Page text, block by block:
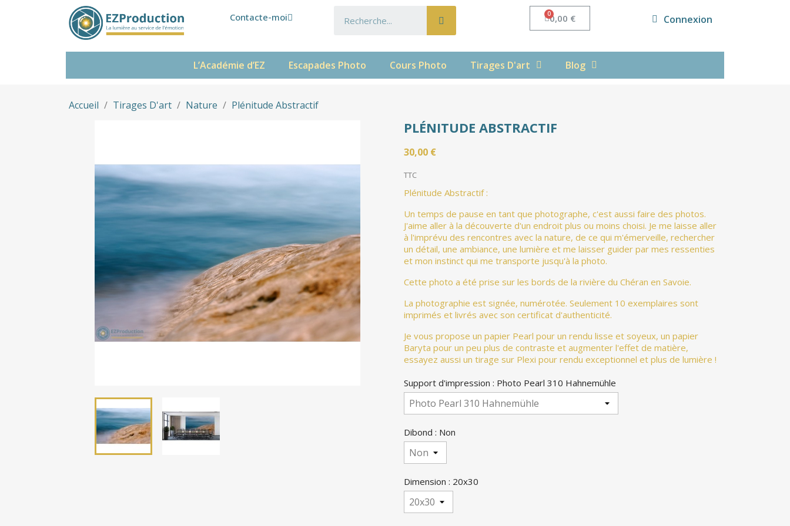
Contacte-moi 0,00 € Connexion
L’Académie d’EZ Escapades Photo Cours Photo Tirages D'art Blog
Accueil Tirages D'art Nature Plénitude Abstractif
PLÉNITUDE ABSTRACTIF
30,00 €
TTC
Plénitude Abstractif :
Un temps de pause en tant que photographe, c'est aussi faire des photos.
J'aime aller à la découverte d'un endroit plus ou moins choisi. Je me laisse aller
à l'imprévu des rencontres avec la nature, de ce qui m'émerveille, rechercher
un détail, une ambiance, une lumière et me laisser guider par mes ressenties
et mon instinct qui me transporte jusqu'à la photo.
Cette photo a été prise sur les bords de la rivière du Chéran en Savoie.
La photographie est signée, numérotée. Seulement 10 exemplaires sont
imprimés et livrés avec son certificat d'authenticité.
Je vous propose un papier Pearl pour un rendu lisse et soyeux, un papier
Baryta pour un peu plus de contraste et augmenter l'effet de matière,
essayez aussi un tirage sur Plexi pour rendu exceptionnel et plus de lumière !
Support d'impression : Photo Pearl 310 Hahnemühle
Dibond : Non
Dimension : 20x30